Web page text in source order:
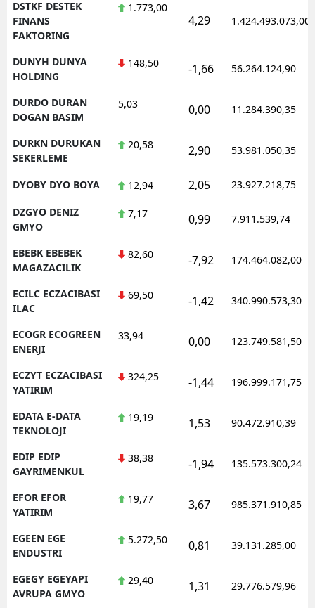
DSTKF DESTEK
FINANS
FAKTORING
1.773,00
4,29 1.424.493.073,00
DUNYH DUNYA
HOLDING
148,50 -1,66 56.264.124,90
DURDO DURAN
DOGAN BASIM
5,03 0,00 11.284.390,35
DURKN DURUKAN
SEKERLEME
20,58 2,90 53.981.050,35
DYOBY DYO BOYA 12,94 2,05 23.927.218,75
DZGYO DENIZ
GMYO
7,17 0,99 7.911.539,74
EBEBK EBEBEK
MAGAZACILIK
82,60 -7,92 174.464.082,00
ECILC ECZACIBASI
ILAC
69,50 -1,42 340.990.573,30
ECOGR ECOGREEN
ENERJI
33,94 0,00 123.749.581,50
ECZYT ECZACIBASI
YATIRIM
324,25 -1,44 196.999.171,75
EDATA E-DATA
TEKNOLOJI
19,19 1,53 90.472.910,39
EDIP EDIP
GAYRIMENKUL
38,38 -1,94 135.573.300,24
EFOR EFOR
YATIRIM
19,77 3,67 985.371.910,85
EGEEN EGE
ENDUSTRI
5.272,50 0,81 39.131.285,00
EGEGY EGEYAPI
AVRUPA GMYO
29,40 1,31 29.776.579,96